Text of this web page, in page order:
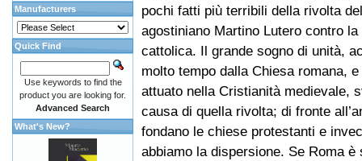
pochi fatti più terribili della rivolta
agostiniano Martino Lutero contro la
cattolica. Il grande sogno di unità,
molto tempo dalla Chiesa romana,
attuato nella Cristianità medievale,
causa di quella rivolta; di fronte
fondano le chiese protestanti e
abbiamo la dispersione. Se Roma è
Manufacturers
Quick Find
Use keywords to find the
product you are looking for.
Advanced Search
What's New?